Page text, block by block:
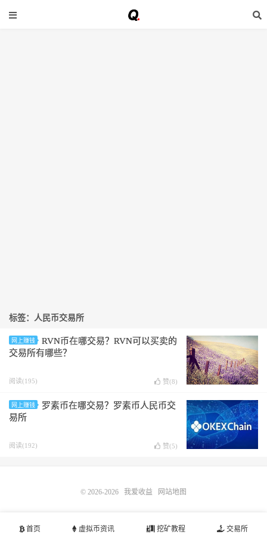
标签：人民币交易所
网上赚钱
RVN币在哪交易？RVN可以买卖的
交易所有哪些？
阅读(195) 赞(8)
网上赚钱
罗素币在哪交易？罗素币人民币交
易所
阅读(192) 赞(5)
首页 虚拟币资讯 挖矿教程 交易所
© 2026-2026 我爱收益 网站地图